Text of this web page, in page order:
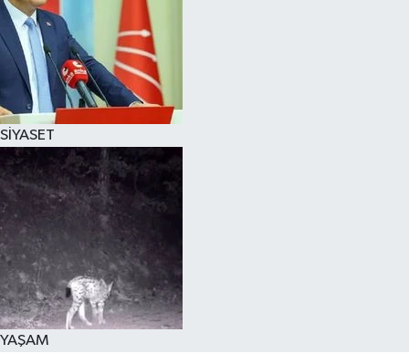
SİYASET
YAŞAM